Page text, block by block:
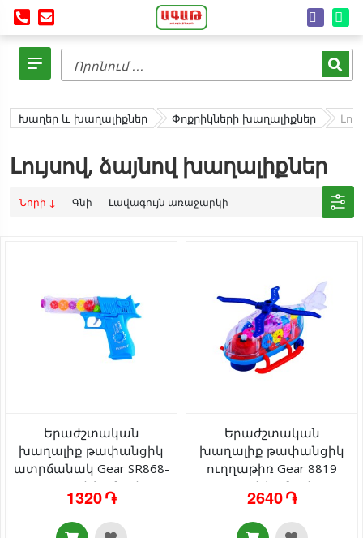
Խաղեր և խաղալիքներ Փոքրիկների խաղալիքներ
Լույսով, ձայնով խաղալիքներ
Նորի ↓ Գնի Լավագույն առաջարկի
Երաժշտական
խաղալիք թափանցիկ
ատրճանակ Gear SR868-
29 լույսով/ձայնով 3+
1320 ֏
Երաժշտական
խաղալիք թափանցիկ
ուղղաթիռ Gear 8819
լույսով/ձայնով 3+
2640 ֏